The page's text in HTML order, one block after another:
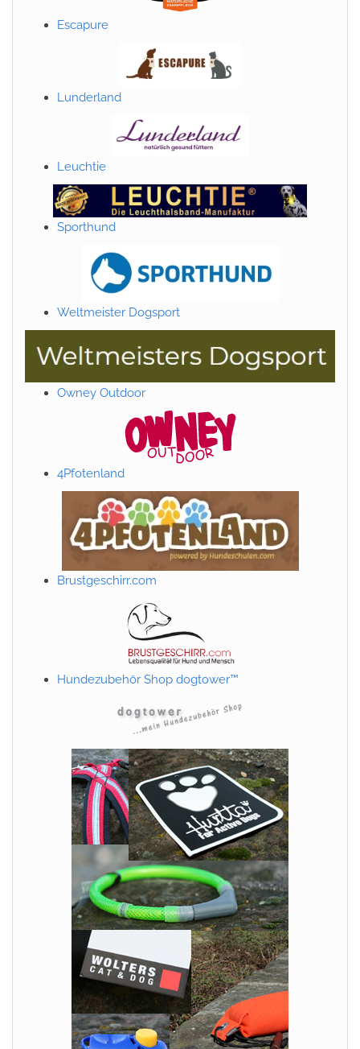
Escapure
Lunderland
Leuchtie
Sporthund
Weltmeister Dogsport
Owney Outdoor
4Pfotenland
Brustgeschirr.com
Hundezubehör Shop dogtower™